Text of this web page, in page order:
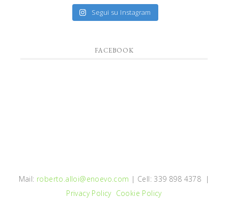
Segui su Instagram
FACEBOOK
Mail: roberto.alloi@enoevo.com | Cell: 339 898 4378 |
Privacy Policy Cookie Policy